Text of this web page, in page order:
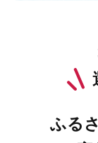
ふる